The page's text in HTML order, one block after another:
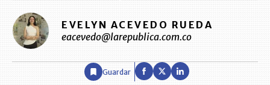
EVELYN ACEVEDO RUEDA
eacevedo@larepublica.com.co
Guardar